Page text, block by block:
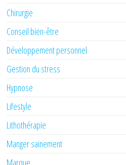
Chirurgie
Conseil bien-être
Développement personnel
Gestion du stress
Hypnose
Lifestyle
Lithothérapie
Manger sainement
Marque